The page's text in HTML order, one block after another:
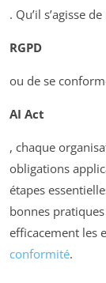
. Qu’il s’agisse
RGPD
ou de se
AI Act
, chaque
obligations
étapes
bonnes
efficacement les
conformité.